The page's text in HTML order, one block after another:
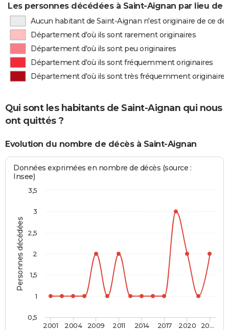
Les personnes décédées à Saint-Aignan par lieu de
Aucun habitant de Saint-Aignan n'est originaire de ce
Département d'où ils sont rarement originaires
Département d'où ils sont peu originaires
Département d'où ils sont fréquemment originaires
Département d'où ils sont très fréquemment originaires
Qui sont les habitants de Saint-Aignan qui nous
ont quittés ?
Evolution du nombre de décès à Saint-Aignan
Personnes décédées
Données exprimées en nombre de décès (source :
Insee)
2001 2004 2009 2011 2014 2017 2020 20…
0,5
1
1,5
2
2,5
3
3,5